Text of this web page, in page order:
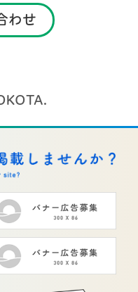
わせ